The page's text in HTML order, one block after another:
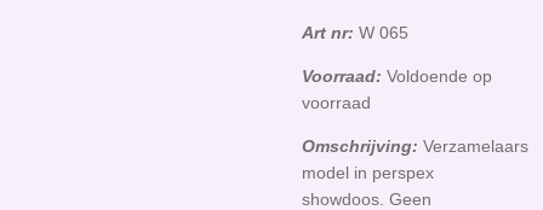
Art nr: W 065
Voorraad: Voldoende op
voorraad
Omschrijving: Verzamelaars
model in perspex
showdoos. Geen